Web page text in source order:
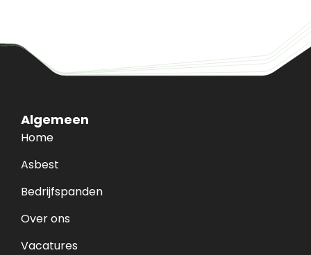
Algemeen
Home
Asbest
Bedrijfspanden
Over ons
Vacatures